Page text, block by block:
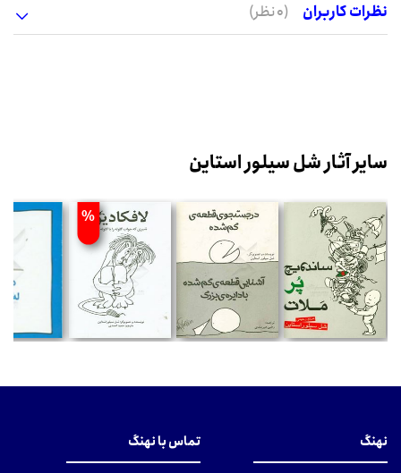
نظرات کاربران
(0 نظر)
سایر آثار شل سیلور استاین
%
نهنگ تماس با نهنگ